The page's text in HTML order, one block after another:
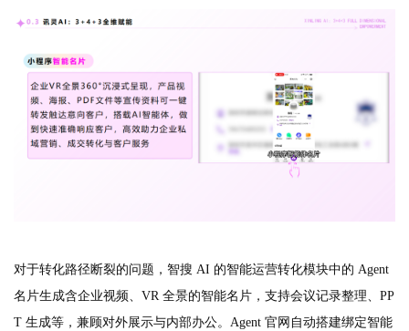
对于转化路径断裂的问题，智搜 AI 的智能运营转化模块中的 Agent
名片生成含企业视频、VR 全景的智能名片，支持会议记录整理、PP
T 生成等，兼顾对外展示与内部办公。Agent 官网自动搭建绑定智能